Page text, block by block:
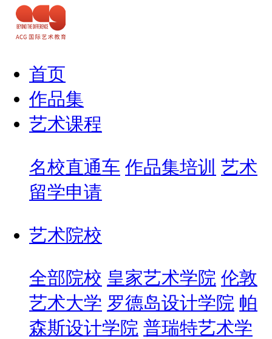
首页
作品集
艺术课程
名校直通车 作品集培训 艺术
留学申请
艺术院校
全部院校 皇家艺术学院 伦敦
艺术大学 罗德岛设计学院 帕
森斯设计学院 普瑞特艺术学